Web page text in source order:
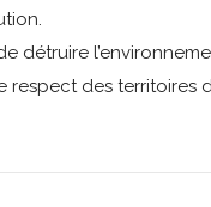
détruire
des